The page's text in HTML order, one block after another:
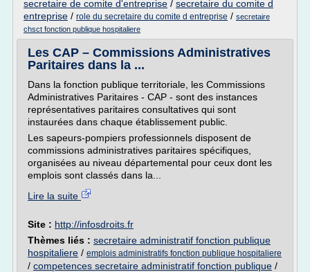
secretaire de comite d'entreprise / secretaire du comite d
entreprise / role du secretaire du comite d entreprise / secretaire
chsct fonction publique hospitaliere
Les CAP – Commissions Administratives
Paritaires dans la ...
Dans la fonction publique territoriale, les Commissions
Administratives Paritaires - CAP - sont des instances
représentatives paritaires consultatives qui sont
instaurées dans chaque établissement public.
Les sapeurs-pompiers professionnels disposent de
commissions administratives paritaires spécifiques,
organisées au niveau départemental pour ceux dont les
emplois sont classés dans la...
Lire la suite
Site : http://infosdroits.fr
Thèmes liés : secretaire administratif fonction publique
hospitaliere / emplois administratifs fonction publique hospitaliere
/ competences secretaire administratif fonction publique /